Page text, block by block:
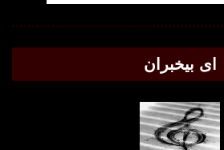
ای بیخبران